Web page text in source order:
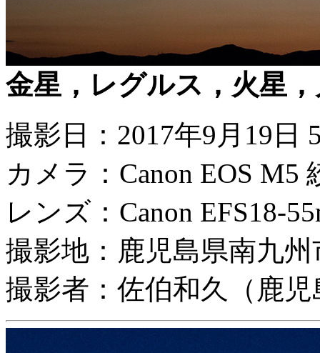
金星，レグルス，火星
撮影日：2017年9月19日
カメラ：Canon EOS M5
レンズ：Canon EFS18-
撮影地：鹿児島県南九
撮影者：佐伯和久（鹿